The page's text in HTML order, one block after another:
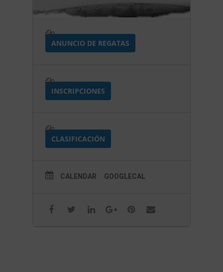
ANUNCIO DE REGATAS
INSCRIPCIONES
CLASIFICACIÓN
CALENDAR GOOGLECAL